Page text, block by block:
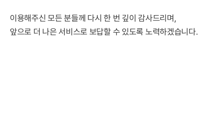
이용해주신 모든 분들께 다시 한 번 깊이 감사드리며,
앞으로 더 나은 서비스로 보답할 수 있도록 노력하겠습니다.